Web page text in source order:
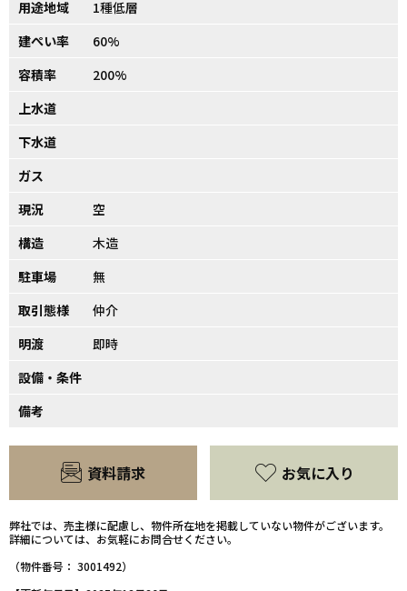
用途地域
1種低層
建ぺい率
60%
容積率
200%
上水道
下水道
ガス
現況
空
構造
木造
駐車場
無
取引態様
仲介
明渡
即時
設備・条件
備考
資料請求 お気に入り
弊社では、売主様に配慮し、物件所在地を掲載していない物件がございます。
詳細については、お気軽にお問合せください。
（物件番号： 3001492）